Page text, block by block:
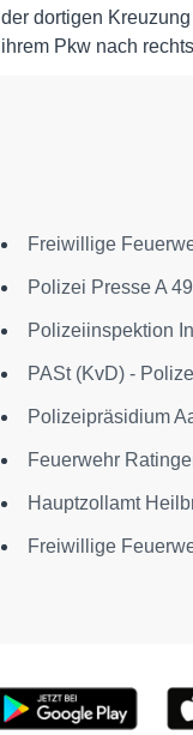
der dortigen
ihrem Pkw nach
Freiwillige
Polizei Presse A 49
Polizeiinspektion
PASt (KvD) -
Polizeipräsidium
Feuerwehr
Hauptzollamt
Freiwillige